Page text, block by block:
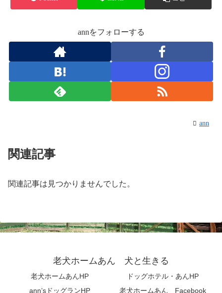
annをフォローする
ann
関連記事
関連記事は見つかりませんでした。
老犬ホームあん 犬と生きる
老犬ホームあんHP
ドッグホテル・あんHP
ann’sドッグランHP
老犬ホームあん Facebook